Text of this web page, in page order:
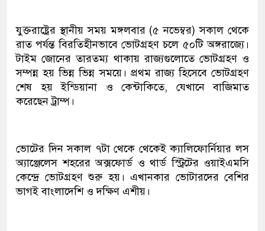
যুক্তরাষ্ট্রের স্থানীয় সময় মঙ্গলবার (৫ নভেম্বর) সকাল থেকে
রাত পর্যন্ত বিরতিহীনভাবে ভোটগ্রহণ চলে ৫০টি অঙ্গরাজ্যে।
টাইম জোনের তারতম্য থাকায় রাজ‍্যগুলোতে ভোটগ্রহণ ও
সম্পন্ন হয় ভিন্ন ভিন্ন সময়ে। প্রথম রাজ্য হিসেবে ভোটগ্রহণ
শেষ হয় ইন্ডিয়ানা ও কেন্টাকিতে, যেখানে বাজিমাত
করেছেন ট্রাম্প।
ভোটের দিন সকাল ৭টা থেকে থেকেই ক‍্যালিফোর্নিয়ার লস
অ‍্যাঞ্জেলেস শহরের অক্সফোর্ড ও থার্ড স্ট্রিটের ওয়াইএমসি
কেন্দ্রে ভোটগ্রহণ শুরু হয়। এখানকার ভোটারদের বেশির
ভাগই বাংলাদেশি ও দক্ষিণ এশীয়।